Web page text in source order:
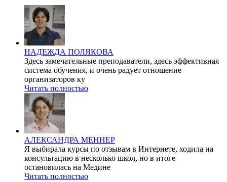
НАДЕЖДА ПОЛЯКОВА
Здесь замечательные преподаватели, здесь эффективная
система обучения, и очень радует отношение
организаторов ку
Читать полностью
АЛЕКСАНДРА МЕННЕР
Я выбирала курсы по отзывам в Интернете, ходила на
консультацию в несколько школ, но в итоге
остановилась на Медине
Читать полностью